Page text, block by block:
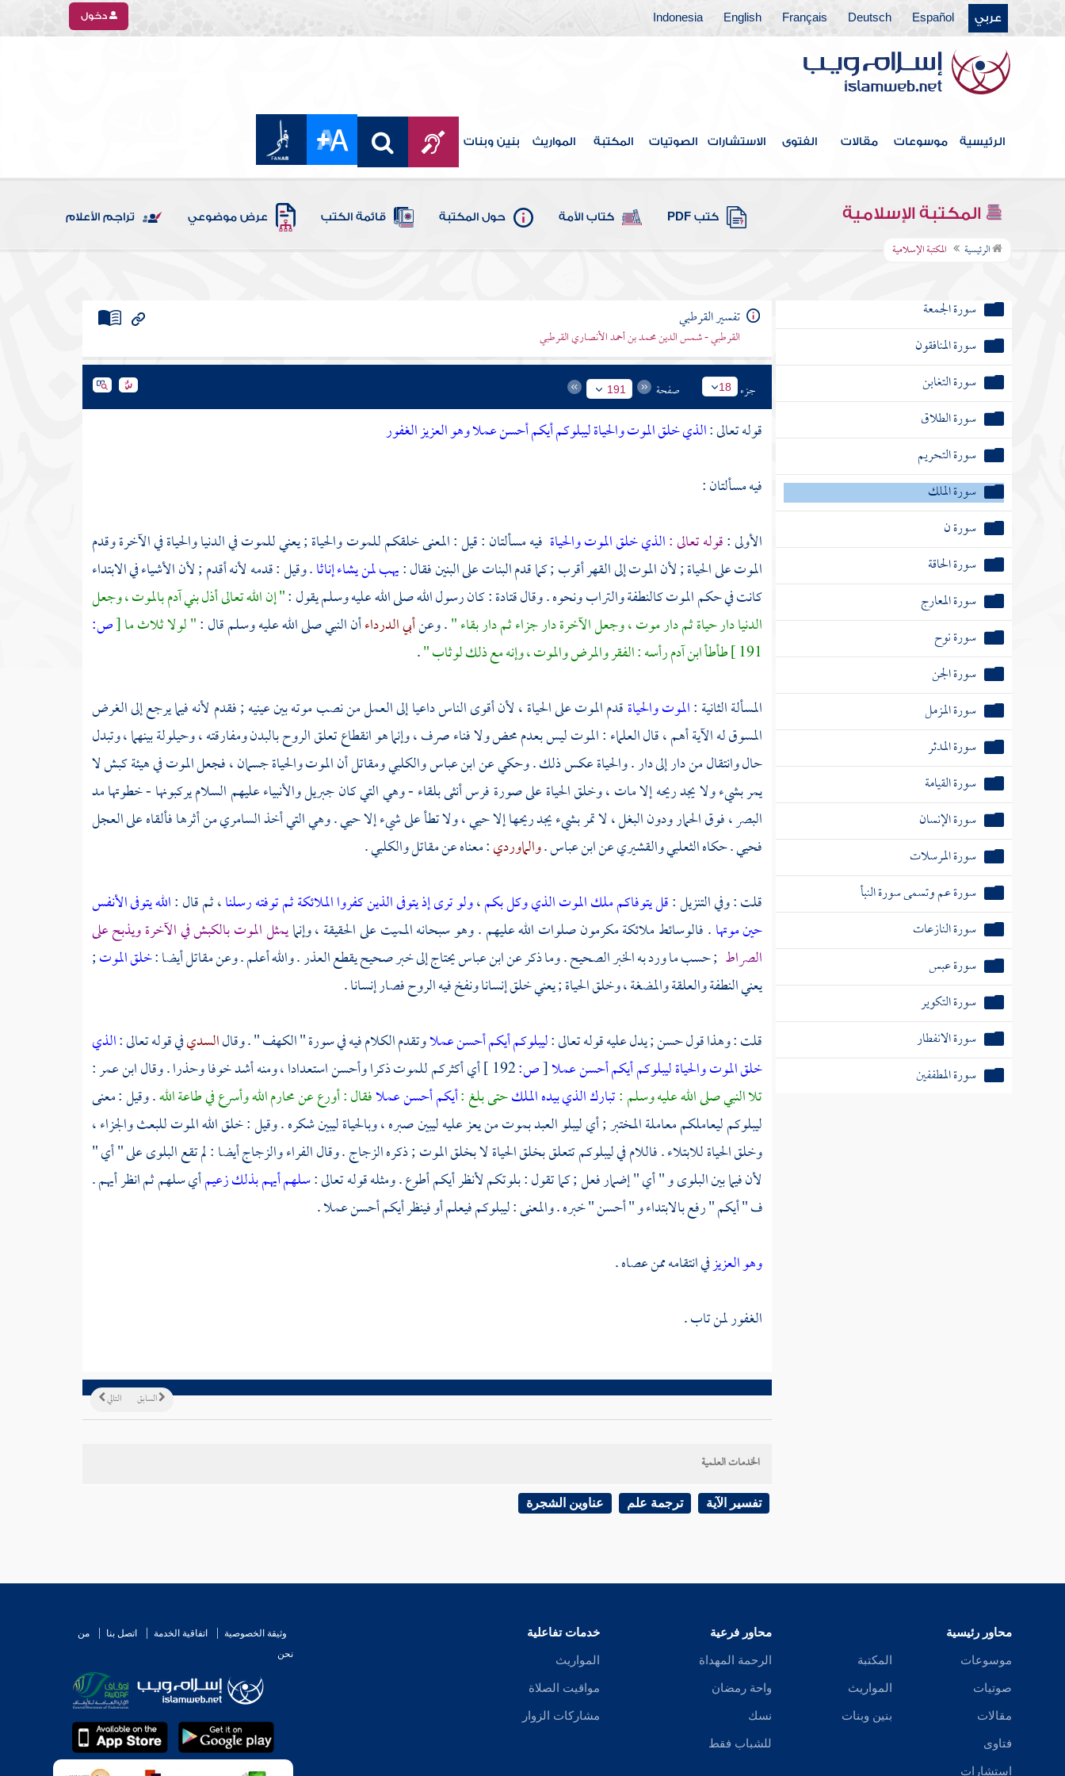
عربي Español
Deutsch
Français
English
Indonesia دخول
الرئيسية موسوعات مقالات الفتوى الاستشارات الصوتيات المكتبة المواريث بنين وبنات
المكتبة الإسلامية كتب PDF كتاب الأمة حول المكتبة قائمة الكتب عرض موضوعي تراجم الأعلام
الرئيسية المكتبة الإسلامية
سورة الصف
سورة الجمعة
سورة المنافقون
سورة التغابن
سورة الطلاق
سورة التحريم
سورة الملك
سورة الحاقة
سورة المعارج
سورة نوح
سورة الجن
سورة المزمل
سورة المدثر
سورة القيامة
سورة الإنسان
سورة المرسلات
سورة عم وتسمى سورة النبأ
سورة النازعات
سورة عبس
سورة التكوير
سورة الانفطار
سورة المطففين
سورة الانشقاق
سورة البروج
سورة الطارق
سورة الأعلى
سورة الغاشية
سورة الفجر
سورة البلد
تفسير سورة الفيل
تفسير سورة قريش
تفسير القرطبي
القرطبي - شمس الدين محمد بن أحمد الأنصاري القرطبي
جزء 18 صفحة 191
قوله تعالى :الذي خلق الموت والحياة ليبلوكم أيكم أحسن عملا وهو العزيز الغفور
فيه مسألتان :
الأولى :قوله تعالى :الذي خلق الموت والحياة فيه مسألتان : قيل : المعنى خلقكم للموت والحياة ; يعني للموت في الدنيا والحياة في الآخرة وقدم
الموت على الحياة ; لأن الموت إلى القهر أقرب ; كما قدم البنات على البنين فقال :يهب لمن يشاء إناثا. وقيل : قدمه لأنه أقدم ; لأن الأشياء في الابتداء
كانت في حكم الموت كالنطفة والتراب ونحوه . وقالقتادة: كان رسول الله صلى الله عليه وسلم يقول :" إن الله تعالى أذل بني آدم بالموت ، وجعل
الدنيا دار حياة ثم دار موت ، وجعل الآخرة دار جزاء ثم دار بقاء ". وعنأبي الدرداءأن النبي صلى الله عليه وسلم قال :" لولا ثلاث ما[ص:
191 ] طأطأ ابن آدم رأسه : الفقر والمرض والموت ، وإنه مع ذلك لوثاب ".
المسألة الثانية :الموت والحياةقدم الموت على الحياة ، لأن أقوى الناس داعيا إلى العمل من نصب موته بين عينيه ; فقدم لأنه فيما يرجع إلى الغرض
المسوق له الآية أهم ، قال العلماء : الموت ليس بعدم محض ولا فناء صرف ، وإنما هو انقطاع تعلق الروح بالبدن ومفارقته ، وحيلولة بينهما ، وتبدل
حال وانتقال من دار إلى دار . والحياة عكس ذلك . وحكي عنابن عباسوالكلبيومقاتلأن الموت والحياة جسمان ، فجعل الموت في هيئة كبش لا
يمر بشيء ولا يجد ريحه إلا مات ، وخلق الحياة على صورة فرس أنثى بلقاء - وهي التي كانجبريلوالأنبياء عليهم السلام يركبونها - خطوتها مد
البصر ، فوق الحمار ودون البغل ، لا تمر بشيء يجد ريحها إلا حيي ، ولا تطأ على شيء إلا حيي . وهي التي أخذالسامريمن أثرها فألقاه على العجل
فحيي . حكاهالثعلبيوالقشيريعنابن عباس.والماوردي: معناه عنمقاتلوالكلبي.
قلت : وفي التنزيل :قل يتوفاكم ملك الموت الذي وكل بكم،ولو ترى إذ يتوفى الذين كفروا الملائكةثم توفته رسلنا، ثم قال :الله يتوفى الأنفس
حين موتها. فالوسائط ملائكة مكرمون صلوات الله عليهم . وهو سبحانه المميت على الحقيقة ، وإنمايمثل الموت بالكبش في الآخرة ويذبح على
الصراط ; حسب ما ورد به الخبر الصحيح . وما ذكر عنابن عباسيحتاج إلى خبر صحيح يقطع العذر . والله أعلم . وعنمقاتلأيضا :خلق الموت;
يعني النطفة والعلقة والمضغة ، وخلق الحياة ; يعني خلق إنسانا ونفخ فيه الروح فصار إنسانا .
قلت : وهذا قول حسن ; يدل عليه قوله تعالى :ليبلوكم أيكم أحسن عملاوتقدم الكلام فيه في سورة " الكهف " . وقالالسديفي قوله تعالى :الذي
خلق الموت والحياة ليبلوكم أيكم أحسن عملا[ص: أي أكثركم للموت ذكرا وأحسن استعدادا ، ومنه أشد خوفا وحذرا . وقالابن عمر:
تلا النبي صلى الله عليه وسلم :تبارك الذي بيده الملكحتى بلغ :أيكم أحسن عملافقال : أورع عن محارم الله وأسرع في طاعة الله. وقيل : معنى
ليبلوكم ليعاملكم معاملة المختبر ; أي ليبلو العبد بموت من يعز عليه ليبين صبره ، وبالحياة ليبين شكره . وقيل : خلق الله الموت للبعث والجزاء ،
وخلق الحياة للابتلاء . فاللام في ليبلوكم تتعلق بخلق الحياة لا بخلق الموت ; ذكرهالزجاج. وقال الفراءوالزجاجأيضا : لم تقع البلوى على " أي "
لأن فيما بين البلوى و " أي " إضمار فعل ; كما تقول : بلوتكم لأنظر أيكم أطوع . ومثله قوله تعالى :سلهم أيهم بذلك زعيمأي سلهم ثم انظر أيهم .
ف " أيكم " رفع بالابتداء و " أحسن " خبره . والمعنى : ليبلوكم فيعلم أو فينظر أيكم أحسن عملا .
وهو العزيزفي انتقامه ممن عصاه .
الغفور لمن تاب .
التالي السابق
الخدمات العلمية
تفسير الآية ترجمة علم عناوين الشجرة
محاور رئيسية
موسوعات
صوتيات
مقالات
فتاوى
استشارات
المكتبة
المواريث
بنين وبنات
محاور فرعية
الرحمة المهداة
واحة رمضان
نسك
للشباب فقط
خدمات تفاعلية
المواريث
مواقيت الصلاة
مشاركات الزوار
وثيقة الخصوصية اتفاقية الخدمة اتصل بنا
من
نحن